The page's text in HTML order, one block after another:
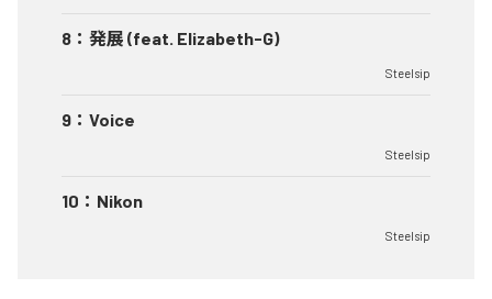
8 ： 発展 (feat. Elizabeth-G)
Steelsip
9 ： Voice
Steelsip
10 ： Nikon
Steelsip